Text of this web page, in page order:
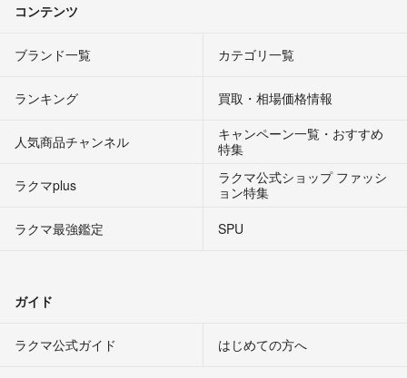
コンテンツ
ブランド一覧 カテゴリ一覧
ランキング 買取・相場価格情報
人気商品チャンネル
キャンペーン一覧・おすすめ
特集
ラクマplus
ラクマ公式ショップ ファッシ
ョン特集
ラクマ最強鑑定
SPU
ガイド
ラクマ公式ガイド はじめての方へ